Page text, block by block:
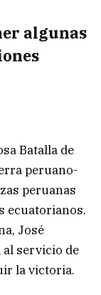
algunas
Batalla de
peruano-
peruanas
ecuatorianos.
José
servicio de
la victoria.